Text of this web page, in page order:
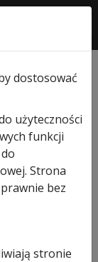
H
dostosować
użyteczności
funkcji
Strona
bez
stronie